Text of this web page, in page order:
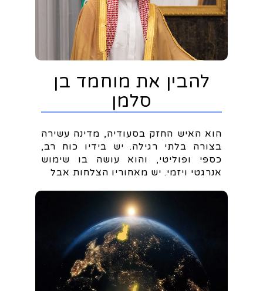
להבין את מוחמד בן
סלמן
הוא האיש החזק בסעודיה, מדינה עשירה
בצורה בלתי רגילה. יש בידיו כוח רב,
כספי ופוליטי, והוא עושה בו שימוש
אנרגטי ויזמי. יש מאחוריו הצלחות אבל